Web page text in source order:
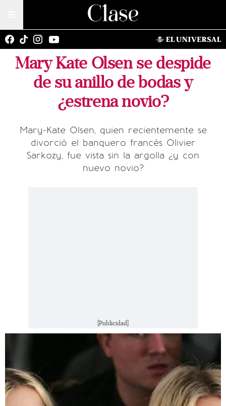
Mary Kate Olsen se despide
de su anillo de bodas y
¿estrena novio?
Mary-Kate Olsen, quien recientemente se
divorció el banquero francés Olivier
Sarkozy, fue vista sin la argolla ¿y con
nuevo novio?
[Publicidad]